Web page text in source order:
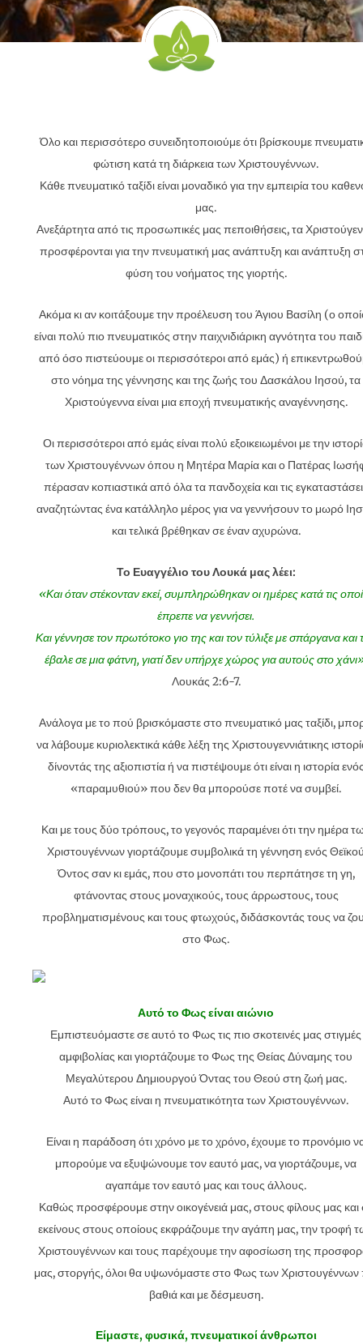
Όλο και περισσότερο συνειδητοποιούμε ότι βρίσκουμε
φώτιση κατά τη διάρκεια των Χριστουγέννων.
Κάθε πνευματικό ταξίδι είναι μοναδικό για την εμπειρία του
μας.
Ανεξάρτητα από τις προσωπικές μας πεποιθήσεις, τα
προσφέρονται για την πνευματική μας ανάπτυξη και ανάπτυξη
φύση του νοήματος της γιορτής.
Ακόμα κι αν κοιτάξουμε την προέλευση του Άγιου Βασίλη (ο
είναι πολύ πιο πνευματικός στην παιχνιδιάρικη αγνότητα του
από όσο πιστεύουμε οι περισσότεροι από εμάς) ή
στο νόημα της γέννησης και της ζωής του Δασκάλου Ιησού, τα
Χριστούγεννα είναι μια εποχή πνευματικής αναγέννησης.
Οι περισσότεροι από εμάς είναι πολύ εξοικειωμένοι με την
των Χριστουγέννων όπου η Μητέρα Μαρία και ο Πατέρας
πέρασαν κοπιαστικά από όλα τα πανδοχεία και τις
αναζητώντας ένα κατάλληλο μέρος για να γεννήσουν το μωρό
και τελικά βρέθηκαν σε έναν αχυρώνα.
Το Ευαγγέλιο του Λουκά μας λέει:
«Και όταν στέκονταν εκεί, συμπληρώθηκαν οι ημέρες κατά τις
έπρεπε να γεννήσει.
Και γέννησε τον πρωτότοκο γιο της και τον τύλιξε με σπάργανα και
έβαλε σε μια φάτνη, γιατί δεν υπήρχε χώρος για αυτούς στο
Λουκάς 2:6-7.
Ανάλογα με το πού βρισκόμαστε στο πνευματικό μας ταξίδι,
να λάβουμε κυριολεκτικά κάθε λέξη της Χριστουγεννιάτικης
δίνοντάς της αξιοπιστία ή να πιστέψουμε ότι είναι η ιστορία
«παραμυθιού» που δεν θα μπορούσε ποτέ να συμβεί.
Και με τους δύο τρόπους, το γεγονός παραμένει ότι την ημέρα
Χριστουγέννων γιορτάζουμε συμβολικά τη γέννηση ενός
Όντος σαν κι εμάς, που στο μονοπάτι του περπάτησε τη γη,
φτάνοντας στους μοναχικούς, τους άρρωστους, τους
προβληματισμένους και τους φτωχούς, διδάσκοντάς τους να
στο Φως.
Αυτό το Φως είναι αιώνιο
Εμπιστευόμαστε σε αυτό το Φως τις πιο σκοτεινές μας στιγμές
αμφιβολίας και γιορτάζουμε το Φως της Θείας Δύναμης του
Μεγαλύτερου Δημιουργού Όντας του Θεού στη ζωή μας.
Αυτό το Φως είναι η πνευματικότητα των Χριστουγέννων.
Είναι η παράδοση ότι χρόνο με το χρόνο, έχουμε το προνόμιο
μπορούμε να εξυψώνουμε τον εαυτό μας, να γιορτάζουμε, να
αγαπάμε τον εαυτό μας και τους άλλους.
Καθώς προσφέρουμε στην οικογένειά μας, στους φίλους μας και
εκείνους στους οποίους εκφράζουμε την αγάπη μας, την τροφή
Χριστουγέννων και τους παρέχουμε την αφοσίωση της
μας, στοργής, όλοι θα υψωνόμαστε στο Φως των Χριστουγέννων
βαθιά και με δέσμευση.
Είμαστε, φυσικά, πνευματικοί άνθρωποι